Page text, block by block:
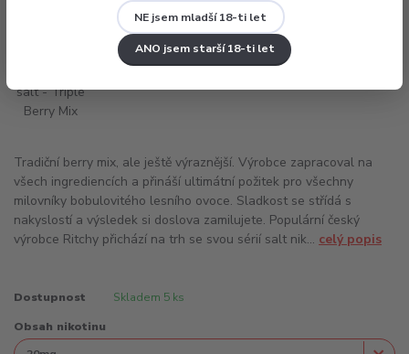
NE jsem mladší 18-ti let
ANO jsem starší 18-ti let
Tradiční berry mix, ale ještě výraznější. Výrobce zapracoval na
všech ingrediencích a přináší ultimátní požitek pro všechny
milovníky bobulovitého lesního ovoce. Sladkost se střídá s
nakyslostí a výsledek si doslova zamilujete. Populární český
výrobce Ritchy přichází na trh se svou sérií salt nik... celý popis
Dostupnost Skladem 5 ks
Obsah nikotinu